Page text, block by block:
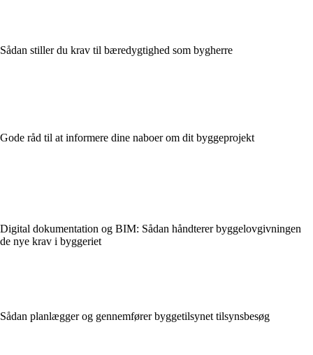
Sådan stiller du krav til bæredygtighed som bygherre
Gode råd til at informere dine naboer om dit byggeprojekt
Digital dokumentation og BIM: Sådan håndterer byggelovgivningen
de nye krav i byggeriet
Sådan planlægger og gennemfører byggetilsynet tilsynsbesøg